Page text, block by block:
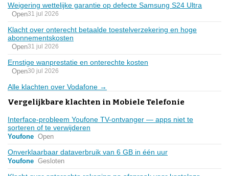
Weigering wettelijke garantie op defecte Samsung S24 Ultra
Open31 jul 2026
Klacht over onterecht betaalde toestelverzekering en hoge
abonnementskosten
Open31 jul 2026
Ernstige wanprestatie en onterechte kosten
Open30 jul 2026
Alle klachten over Vodafone →
Vergelijkbare klachten in Mobiele Telefonie
Interface-probleem Youfone TV-ontvanger — apps niet te
sorteren of te verwijderen
Youfone Open
Onverklaarbaar dataverbruik van 6 GB in één uur
Youfone Gesloten